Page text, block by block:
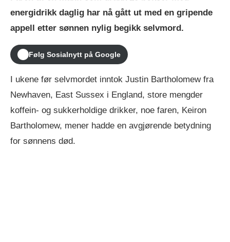
energidrikk daglig har nå gått ut med en gripende
appell etter sønnen nylig begikk selvmord.
Følg Sosialnytt på Google
I ukene før selvmordet inntok Justin Bartholomew fra
Newhaven, East Sussex i England, store mengder
koffein- og sukkerholdige drikker, noe faren, Keiron
Bartholomew, mener hadde en avgjørende betydning
for sønnens død.